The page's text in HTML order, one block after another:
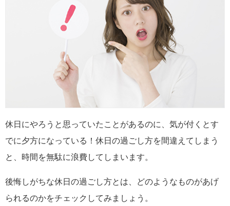
休日にやろうと思っていたことがあるのに、気が付くとす
でに夕方になっている！休日の過ごし方を間違えてしまう
と、時間を無駄に浪費してしまいます。
後悔しがちな休日の過ごし方とは、どのようなものがあげ
られるのかをチェックしてみましょう。